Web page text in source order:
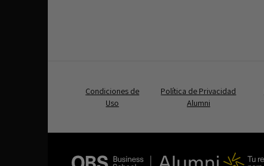
Condiciones de
Uso
Política de Privacidad
Alumni